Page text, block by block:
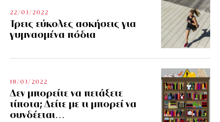
22/03/2022
Τρεις εύκολες ασκήσεις για
γυμνασμένα πόδια
18/03/2022
Δεν μπορείτε να πετάξετε
τίποτα; Δείτε με τι μπορεί να
συνδέεται…